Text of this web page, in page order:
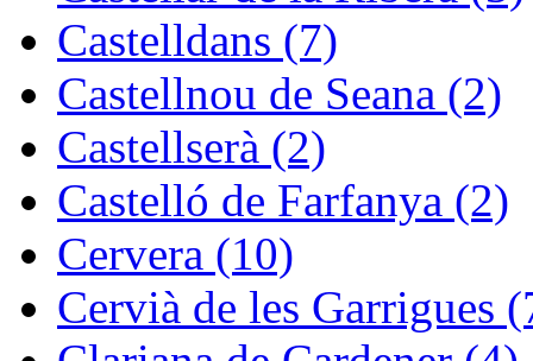
Castelldans (7)
Castellnou de Seana (2)
Castellserà (2)
Castelló de Farfanya (2)
Cervera (10)
Cervià de les Garrigues